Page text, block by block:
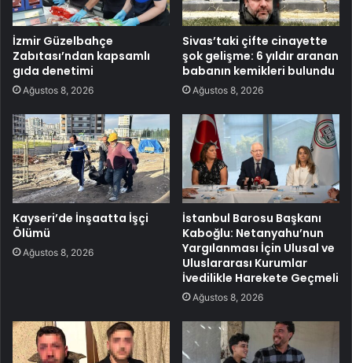
İzmir Güzelbahçe
Zabıtası’ndan kapsamlı
gıda denetimi
Ağustos 8, 2026
Sivas’taki çifte cinayette
şok gelişme: 6 yıldır aranan
babanın kemikleri bulundu
Ağustos 8, 2026
Kayseri’de İnşaatta İşçi
Ölümü
Ağustos 8, 2026
İstanbul Barosu Başkanı
Kaboğlu: Netanyahu’nun
Yargılanması İçin Ulusal ve
Uluslararası Kurumlar
İvedilikle Harekete Geçmeli
Ağustos 8, 2026